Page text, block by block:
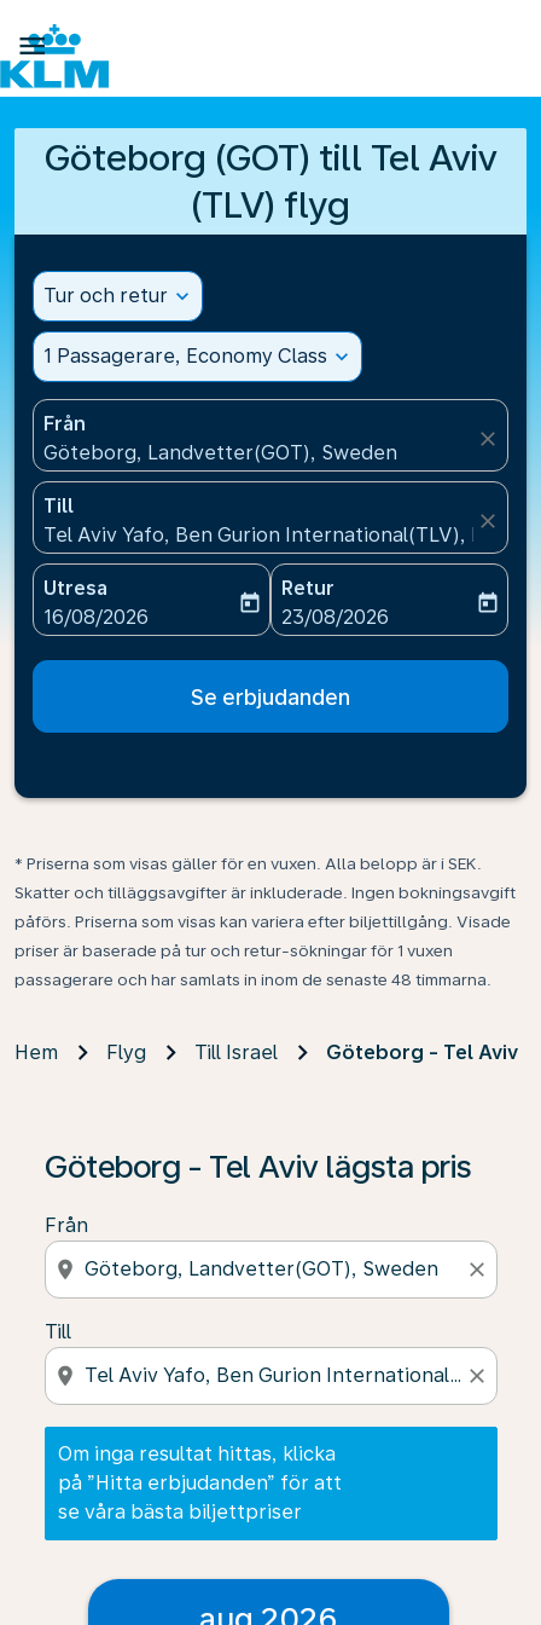

Göteborg (GOT) till Tel Aviv
(TLV) flyg
Tur och retur expand_more
1 Passagerare, Economy Class expand_more
Från
Göteborg, Landvetter(GOT), Sweden
close
Till
Tel Aviv Yafo, Ben Gurion International(TLV), Israel
close
Utresa
fc-booking-departure-date-aria-label
16/08/2026
today
Retur
fc-booking-return-date-
23/08/2026
today
Se erbjudanden
* Priserna som visas gäller för en vuxen. Alla belopp är i SEK.
Skatter och tilläggsavgifter är inkluderade. Ingen bokningsavgift
påförs. Priserna som visas kan variera efter biljettillgång. Visade
priser är baserade på tur och retur-sökningar för 1 vuxen
passagerare och har samlats in inom de senaste 48 timmarna.
Hem Flyg Till Israel Göteborg - Tel Aviv
Göteborg - Tel Aviv lägsta pris
Från
location_on close
Till
location_on close
Om inga resultat hittas, klicka
på ”Hitta erbjudanden” för att
se våra bästa biljettpriser
Om inga resultat hittas, klicka på ”Hitta